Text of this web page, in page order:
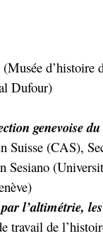
d’histoire
Dufour)
genevoise
(CAS),
Sesiano
l’altimétrie,
travail de